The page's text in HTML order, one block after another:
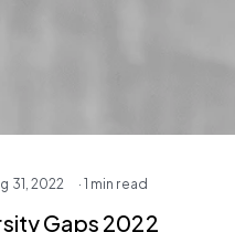
31, 2022 · 1 min read
Gaps 2022